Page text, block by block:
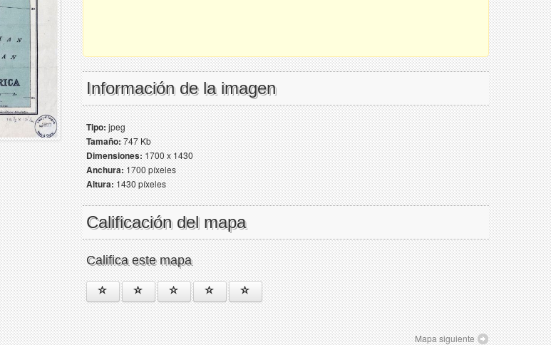
Información de la imagen
Tipo:jpeg
Tamaño:747 Kb
Dimensiones:1700 x 1430
Anchura:1700 píxeles
Altura:1430 píxeles
Calificación del mapa
Califica este mapa
Mapa siguiente